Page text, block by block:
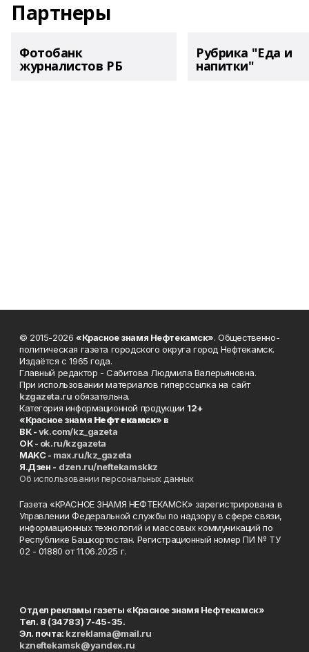
Партнеры
Фотобанк
журналистов РБ
Рубрика "Еда и
напитки"
© 2015-2026 «Красное знамя Нефтекамск». Общественно-
политическая газета городского округа город Нефтекамск.
Издаётся с 1965 года.
Главный редактор - Сабитова Людмила Валерьяновна.
При использовании материалов гиперссылка на сайт
kzgazeta.ru обязательна.
Категория информационной продукции 12+
«Красное знамя Нефтекамск» в
ВК -vk.com/kz_gazeta
ОК - ok.ru/kzgazeta
MAKC - max.ru/kz_gazeta
Я.Дзен - dzen.ru/neftekamskkz
Об использовании персональных данных
Газета «КРАСНОЕ ЗНАМЯ НЕФТЕКАМСК» зарегистрирована в
Управлении Федеральной службы по надзору в сфере связи,
информационных технологий и массовых коммуникаций по
Республике Башкортостан. Регистрационный номер ПИ № ТУ
02 - 01880 от 11.06.2025 г.
Отдел рекламы газеты «Красное знамя Нефтекамск»
Тел. 8 (34783) 7-45-35.
Эл. почта: kzreklama@mail.ru
kzneftekamsk@yandex.ru